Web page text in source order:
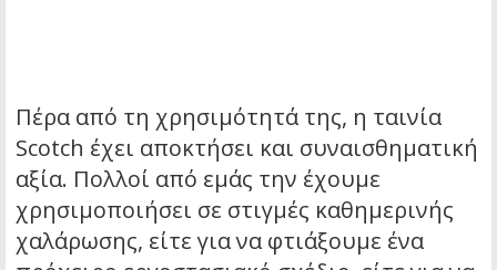
Πέρα από τη χρησιμότητά της, η ταινία
Scotch έχει αποκτήσει και συναισθηματική
αξία. Πολλοί από εμάς την έχουμε
χρησιμοποιήσει σε στιγμές καθημερινής
χαλάρωσης, είτε για να φτιάξουμε ένα